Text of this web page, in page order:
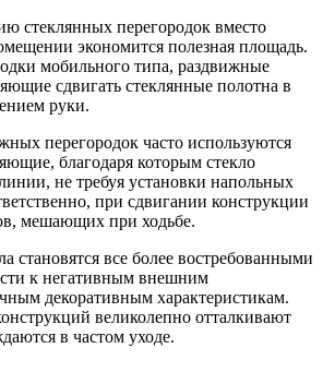
стеклянных перегородок вместо
экономится полезная площадь.
мобильного типа, раздвижные
сдвигать стеклянные полотна в
руки.
перегородок часто используются
благодаря которым стекло
не требуя установки напольных
при сдвигании конструкции
мешающих при ходьбе.
становятся все более востребованными
к негативным внешним
декоративным характеристикам.
великолепно отталкивают
в частом уходе.